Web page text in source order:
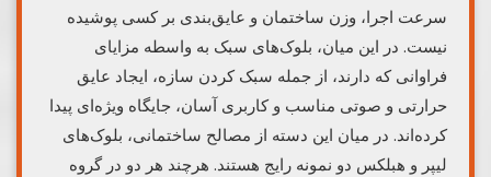
سرعت اجرا، وزن ساختمان و عایق‌بندی بر کسی پوشیده
نیست. در این میان، بلوک‌های سبک به واسطه مزایای
فراوانی که دارند، از جمله سبک کردن سازه، ایجاد عایق
حرارتی و صوتی مناسب و کاربری آسان، جایگاه ویژه‌ای پیدا
کرده‌اند. در میان این دسته از مصالح ساختمانی، بلوک‌های
لیپر و هبلکس دو نمونه رایج هستند. هرچند هر دو در گروه